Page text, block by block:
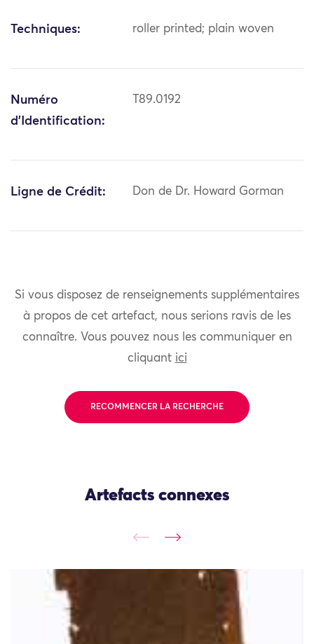
Techniques: roller printed; plain woven
Numéro
d'Identification:
T89.0192
Ligne de Crédit: Don de Dr. Howard Gorman
Si vous disposez de renseignements supplémentaires
à propos de cet artefact, nous serions ravis de les
connaître. Vous pouvez nous les communiquer en
cliquant ici
RECOMMENCER LA RECHERCHE
Artefacts connexes